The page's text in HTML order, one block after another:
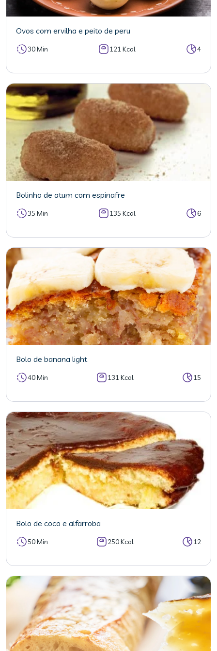
Ovos com ervilha e peito de peru
30 Min 121 Kcal 4
Bolinho de atum com espinafre
35 Min 135 Kcal 6
Bolo de banana light
40 Min 131 Kcal 15
Bolo de coco e alfarroba
50 Min 250 Kcal 12